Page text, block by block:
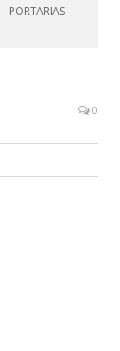
PORTARIAS
0